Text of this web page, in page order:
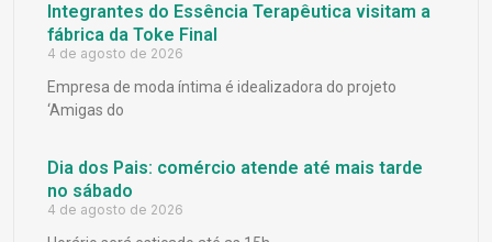
Integrantes do Essência Terapêutica visitam a
fábrica da Toke Final
4 de agosto de 2026
Empresa de moda íntima é idealizadora do projeto
‘Amigas do
Dia dos Pais: comércio atende até mais tarde
no sábado
4 de agosto de 2026